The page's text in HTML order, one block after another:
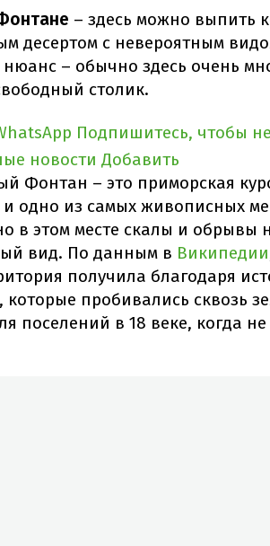
– здесь можно выпить
десертом с невероятным
– обычно здесь очень
столик.
Подпишитесь, чтобы
новости Добавить
Фонтан – это приморская
и одно из самых живописных
в этом месте скалы и обрывы
вид. По данным в Википедии
получила благодаря
пробивались сквозь
поселений в 18 веке, когда